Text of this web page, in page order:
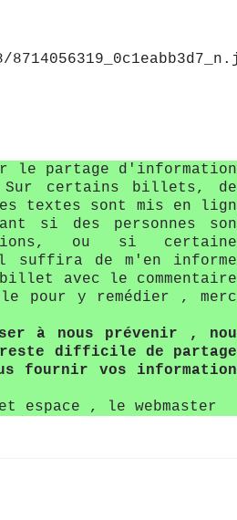
le partage
Sur certains billets,
textes sont mis en
si des personnes
ou si
suffira de m'en
avec le
pour y remédier ,
à nous prévenir ,
difficile de
fournir vos
espace , le webmaster